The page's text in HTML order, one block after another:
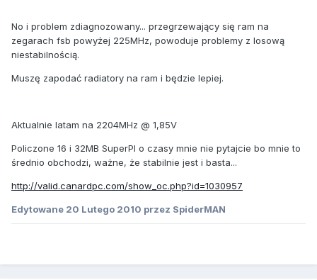
No i problem zdiagnozowany... przegrzewający się ram na
zegarach fsb powyżej 225MHz, powoduje problemy z losową
niestabilnością.
Muszę zapodać radiatory na ram i będzie lepiej.
Aktualnie latam na 2204MHz @ 1,85V
Policzone 16 i 32MB SuperPI o czasy mnie nie pytajcie bo mnie to
średnio obchodzi, ważne, że stabilnie jest i basta...
http://valid.canardpc.com/show_oc.php?id=1030957
Edytowane 20 Lutego 2010 przez SpiderMAN